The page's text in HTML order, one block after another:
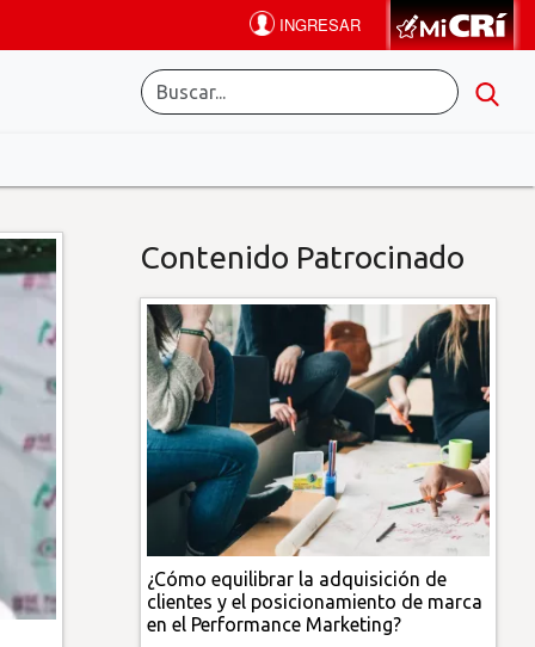
Contenido Patrocinado
¿Cómo equilibrar la adquisición de
clientes y el posicionamiento de marca
en el Performance Marketing?